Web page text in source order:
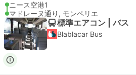
ニース空港1
マドレーヌ通り, モンペリエ
標準エアコン | バス
Blablacar Bus